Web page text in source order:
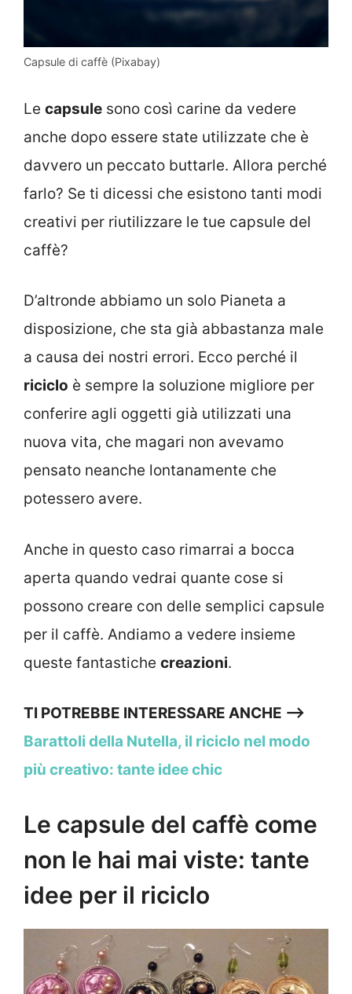
Capsule di caffè (Pixabay)
Le capsule sono così carine da vedere
anche dopo essere state utilizzate che è
davvero un peccato buttarle. Allora perché
farlo? Se ti dicessi che esistono tanti modi
creativi per riutilizzare le tue capsule del
caffè?
D’altronde abbiamo un solo Pianeta a
disposizione, che sta già abbastanza male
a causa dei nostri errori. Ecco perché il
riciclo è sempre la soluzione migliore per
conferire agli oggetti già utilizzati una
nuova vita, che magari non avevamo
pensato neanche lontanamente che
potessero avere.
Anche in questo caso rimarrai a bocca
aperta quando vedrai quante cose si
possono creare con delle semplici capsule
per il caffè. Andiamo a vedere insieme
queste fantastiche creazioni.
TI POTREBBE INTERESSARE ANCHE —>
Barattoli della Nutella, il riciclo nel modo
più creativo: tante idee chic
Le capsule del caffè come
non le hai mai viste: tante
idee per il riciclo